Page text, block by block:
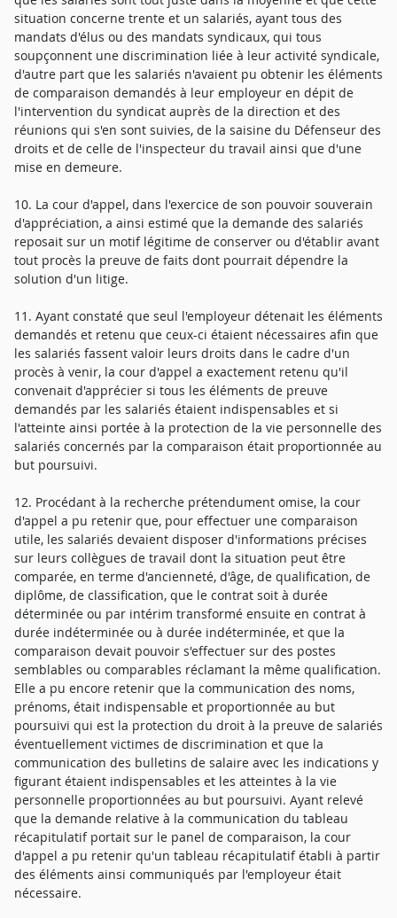
situation concerne trente et un salariés, ayant tous des
mandats d'élus ou des mandats syndicaux, qui tous
soupçonnent une discrimination liée à leur activité syndicale,
d'autre part que les salariés n'avaient pu obtenir les éléments
de comparaison demandés à leur employeur en dépit de
l'intervention du syndicat auprès de la direction et des
réunions qui s'en sont suivies, de la saisine du Défenseur des
droits et de celle de l'inspecteur du travail ainsi que d'une
mise en demeure.
10. La cour d'appel, dans l'exercice de son pouvoir souverain
d'appréciation, a ainsi estimé que la demande des salariés
reposait sur un motif légitime de conserver ou d'établir avant
tout procès la preuve de faits dont pourrait dépendre la
solution d'un litige.
11. Ayant constaté que seul l'employeur détenait les éléments
demandés et retenu que ceux-ci étaient nécessaires afin que
les salariés fassent valoir leurs droits dans le cadre d'un
procès à venir, la cour d'appel a exactement retenu qu'il
convenait d'apprécier si tous les éléments de preuve
demandés par les salariés étaient indispensables et si
l'atteinte ainsi portée à la protection de la vie personnelle des
salariés concernés par la comparaison était proportionnée au
but poursuivi.
12. Procédant à la recherche prétendument omise, la cour
d'appel a pu retenir que, pour effectuer une comparaison
utile, les salariés devaient disposer d'informations précises
sur leurs collègues de travail dont la situation peut être
comparée, en terme d'ancienneté, d'âge, de qualification, de
diplôme, de classification, que le contrat soit à durée
déterminée ou par intérim transformé ensuite en contrat à
durée indéterminée ou à durée indéterminée, et que la
comparaison devait pouvoir s'effectuer sur des postes
semblables ou comparables réclamant la même qualification.
Elle a pu encore retenir que la communication des noms,
prénoms, était indispensable et proportionnée au but
poursuivi qui est la protection du droit à la preuve de salariés
éventuellement victimes de discrimination et que la
communication des bulletins de salaire avec les indications y
figurant étaient indispensables et les atteintes à la vie
personnelle proportionnées au but poursuivi. Ayant relevé
que la demande relative à la communication du tableau
récapitulatif portait sur le panel de comparaison, la cour
d'appel a pu retenir qu'un tableau récapitulatif établi à partir
des éléments ainsi communiqués par l'employeur était
nécessaire.